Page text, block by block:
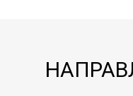
заканчивая